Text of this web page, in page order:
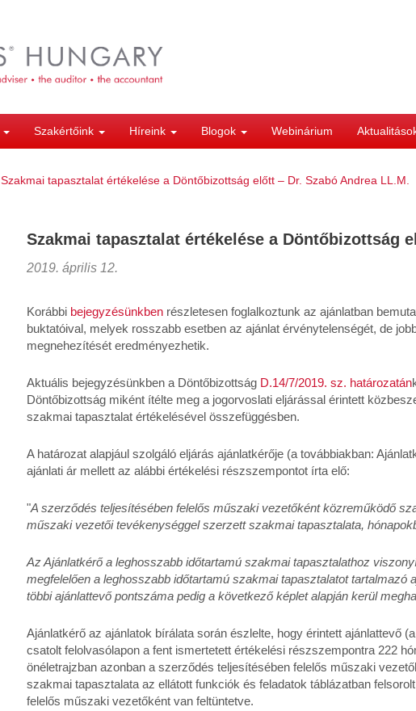
Szakértőink Híreink Blogok Webinárium
Szakmai tapasztalat értékelése a Döntőbizottság előtt – Dr. Szabó Andrea LL.M.
Szakmai tapasztalat értékelése a Döntőbizottság
2019. április 12.
Korábbi bejegyzésünkben részletesen foglalkoztunk az ajánlatban
buktatóival, melyek rosszabb esetben az ajánlat érvénytelenségét, de
megnehezítését eredményezhetik.
Aktuális bejegyzésünkben a Döntőbizottság D.14/7/2019. sz. határozatán
Döntőbizottság miként ítélte meg a jogorvoslati eljárással érintett
szakmai tapasztalat értékelésével összefüggésben.
A határozat alapjául szolgáló eljárás ajánlatkérője (a továbbiakban:
ajánlati ár mellett az alábbi értékelési részszempontot írta elő:
"A szerződés teljesítésében felelős műszaki vezetőként közreműködő
műszaki vezetői tevékenységgel szerzett szakmai tapasztalata,
Az Ajánlatkérő a leghosszabb időtartamú szakmai tapasztalathoz
megfelelően a leghosszabb időtartamú szakmai tapasztalatot tartalmazó
többi ajánlattevő pontszáma pedig a következő képlet alapján kerül
Ajánlatkérő az ajánlatok bírálata során észlelte, hogy érintett ajánlattevő
csatolt felolvasólapon a fent ismertetett értékelési részszempontra 222
önéletrajzban azonban a szerződés teljesítésében felelős műszaki
szakmai tapasztalata az ellátott funkciók és feladatok táblázatban
felelős műszaki vezetőként van feltüntetve.